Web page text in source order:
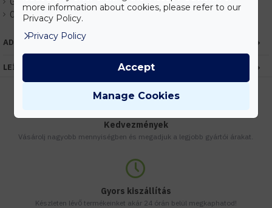
Cikkszám:EHKX24824
ADATOK
LEÍRÁS
Kedvezmények
Vásárolj nagyobb mennyiségben és megadjuk a legjobb gyártói árakat.
Gyors kiszállítás
Készleten lévő termékeinket akár 24 órán belül megkaphatod!
more information about cookies, please refer to our
Privacy Policy.
Privacy Policy
Manage Cookies
Accept